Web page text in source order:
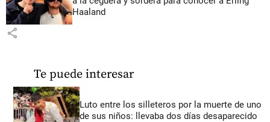
Haaland
share
Te puede interesar
Luto entre los silleteros por la muerte de uno
de sus niños: llevaba dos días desaparecido